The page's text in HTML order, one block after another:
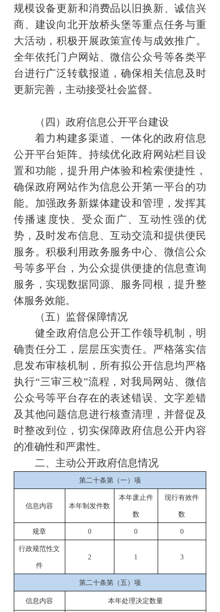
规模设备更新和消费品以旧换新、诚信兴
商、建设向北开放桥头堡等重点任务与重
大活动，积极开展政策宣传与成效推广。
全年依托门户网站、微信公众号等各类平
台进行广泛转载报道，确保相关信息及时
更新完善，主动接受社会监督。
（四）政府信息公开平台建设
着力构建多渠道、一体化的政府信息
公开平台矩阵。持续优化政府网站栏目设
置和功能，提升用户体验和检索便捷性，
确保政府网站作为信息公开第一平台的功
能。加强政务新媒体建设和管理，发挥其
传播速度快、受众面广、互动性强的优
势，及时发布信息、互动交流和提供便民
服务。积极利用政务服务中心、微信公众
号等多平台 ，为公众提供便捷的信息查询
服务 ， 实现数据同源、服务同根，提升整
体服务效能。
（五）监督保障情况
健全政府信息公开工作领导机制，明
确责任分工，层层压实责任。严格落实信
息发布审核机制，所有拟公开信息均严格
执行“三审三校”流程 ， 对我局网站、微信
公众号等平台存在的表述错误、文字差错
及其他问题信息进行核查清理，并督促及
时整改到位，切实保障政府信息公开内容
的准确性和严肃性。
二、主动公开政府信息情况
第二十条第（一）项
信息内容 本年制发件数
本年废止件
数
现行有效件
数
规章 0 0 0
行政规范性文
件
2 1 3
第二十条第（五）项
信息内容 本年处理决定数量